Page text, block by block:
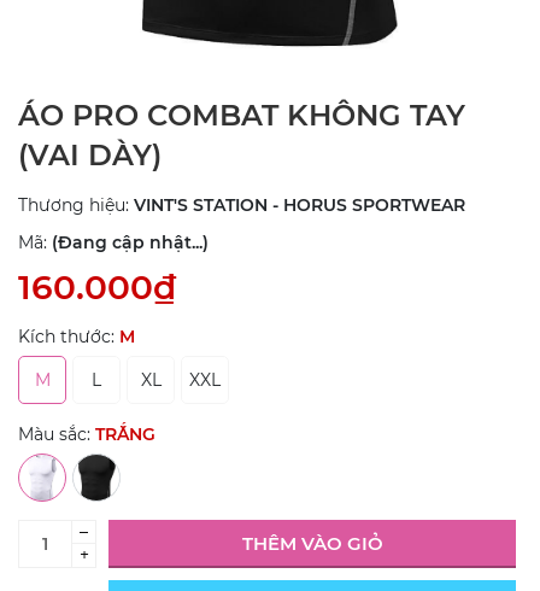
ÁO PRO COMBAT KHÔNG TAY
(VAI DÀY)
Thương hiệu: VINT'S STATION - HORUS SPORTWEAR
Mã: (Đang cập nhật...)
160.000₫
Kích thước: M
M
L XL XXL
Màu sắc: TRẮNG
–
+
THÊM VÀO GIỎ